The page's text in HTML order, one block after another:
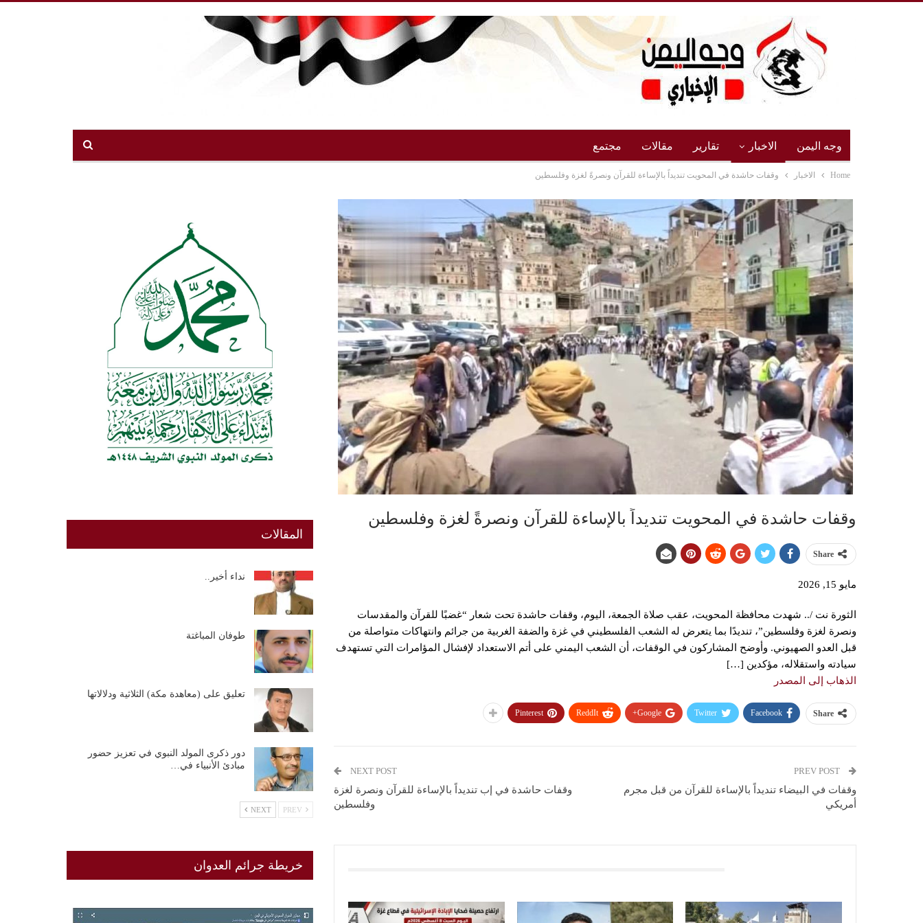
وجه اليمن الاخبار تقارير مقالات مجتمع
Home الاخبار وقفات حاشدة في المحويت تنديداً بالإساءة للقرآن ونصرةً لغزة وفلسطين
وقفات حاشدة في المحويت تنديداً بالإساءة للقرآن ونصرةً لغزة وفلسطين
Share
مايو 15, 2026
الثورة نت /.. شهدت محافظة المحويت، عقب صلاة الجمعة، اليوم، وقفات حاشدة تحت شعار “غضبًا للقرآن والمقدسات
ونصرة لغزة وفلسطين”، تنديدًا بما يتعرض له الشعب الفلسطيني في غزة والضفة الغربية من جرائم وانتهاكات متواصلة من
قبل العدو الصهيوني. وأوضح المشاركون في الوقفات، أن الشعب اليمني على أتم الاستعداد لإفشال المؤامرات التي تستهدف
سيادته واستقلاله، مؤكدين […]
الذهاب إلى المصدر
Share
Facebook
Twitter
Google+
ReddIt
Pinterest
وقفات في البيضاء تنديداً بالإساءة للقرآن من قبل مجرم
أمريكي
NEXT POST
وقفات حاشدة في إب تنديداً بالإساءة للقرآن ونصرة لغزة
وفلسطين
المقالات
نداء أخير..
طوفان المباغتة
تعليق على (معاهدة مكة) الثلاثية ودلالاتها
دور ذكرى المولد النبوي في تعزيز حضور
مبادئ الأنبياء في…
NEXT
خريطة جرائم العدوان